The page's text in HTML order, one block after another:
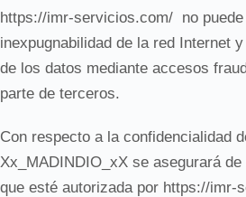
https://imr-servicios.com/ no
inexpugnabilidad de la red Internet
de los datos mediante accesos
parte de terceros.
Con respecto a la confidencialidad
Xx_MADINDIO_xX se asegurará
que esté autorizada por https://imr-